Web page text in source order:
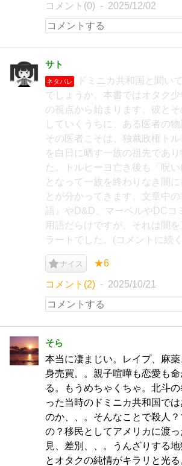
コメント(0) 2025/12/02
サト
ネタバレ
ドミニカ共和国と聞い
でしょうか。本書ではオタク
の視点から始まります。彼と
していくうちに、ある医者の物
その医者こそは、独裁政権ト
を白日に晒す一族の祖先であ
た。トルヒーヨ亡き後も「呪い
となって一族を終わりなき闇
とが分かってきます。文章中
語』やD&D、マーベルやDCコ
用語だらけですが、それは闇
ラートでした。(コメントに続
ナイス ★6
コメント(2) 2025/10/21
そら
本当に凄まじい。レイプ、麻
身売買。。親子喧嘩も恋愛も
る。もうめちゃくちゃ。北斗
った当時のドミニカ共和国で
のか、、。そんなことで殺人
の？移民としてアメリカに渡
見、差別、、。うんざりする
とオタクの純情がキラリと光